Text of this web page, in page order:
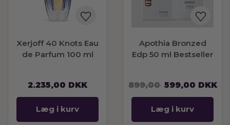
Xerjoff 40 Knots Eau
de Parfum 100 ml
2.235,00 DKK
Læg i kurv
Apothia Bronzed
Edp 50 ml Bestseller
899,00 599,00 DKK
Læg i kurv